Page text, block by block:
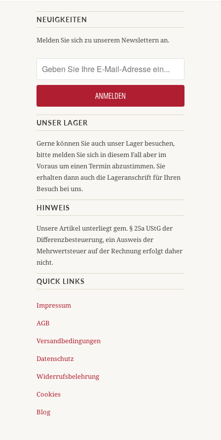
NEUIGKEITEN
Melden Sie sich zu unserem Newslettern an.
UNSER LAGER
Gerne können Sie auch unser Lager besuchen,
bitte melden Sie sich in diesem Fall aber im
Voraus um einen Termin abzustimmen. Sie
erhalten dann auch die Lageranschrift für Ihren
Besuch bei uns.
HINWEIS
Unsere Artikel unterliegt gem. § 25a UStG der
Differenzbesteuerung, ein Ausweis der
Mehrwertsteuer auf der Rechnung erfolgt daher
nicht.
QUICK LINKS
Impressum
AGB
Versandbedingungen
Datenschutz
Widerrufsbelehrung
Cookies
Blog